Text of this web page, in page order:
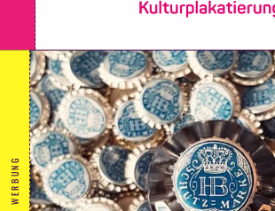
WERBUNG